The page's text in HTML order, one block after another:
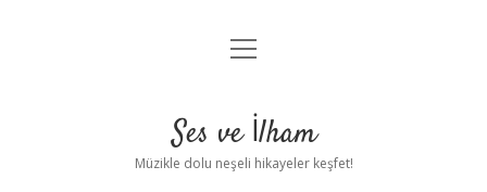
Anasayfa
Yasal Uyarı
menüyü
Ses ve İlham
Müzikle dolu neşeli hikayeler keşfet!